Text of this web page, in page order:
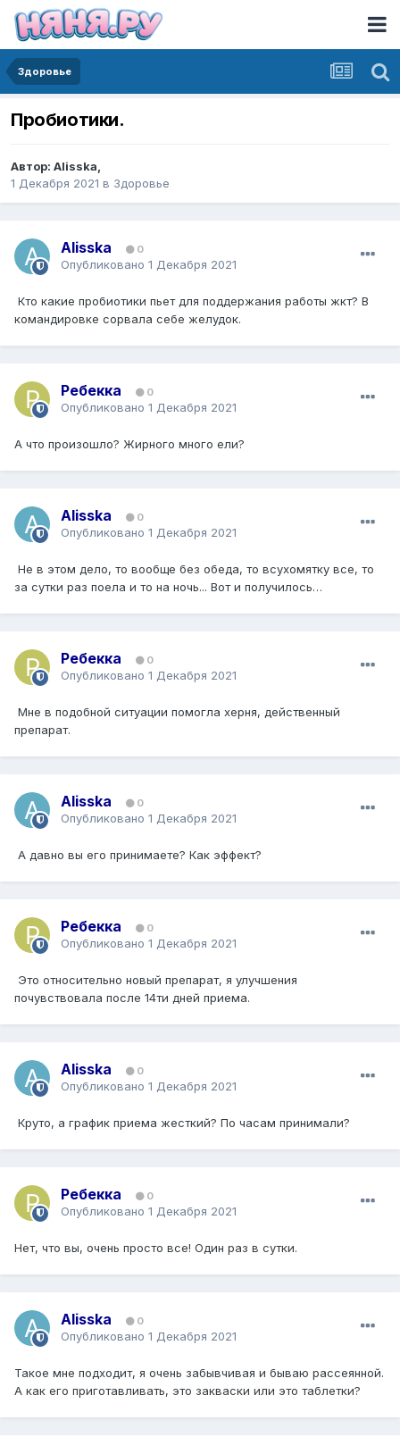
Здоровье
Пробиотики.
Автор: Alisska,
1 Декабря 2021 в Здоровье
Alisska 0
Опубликовано 1 Декабря 2021
Кто какие пробиотики пьет для поддержания работы жкт? В
командировке сорвала себе желудок.
Ребекка 0
Опубликовано 1 Декабря 2021
А что произошло? Жирного много ели?
Alisska 0
Опубликовано 1 Декабря 2021
Не в этом дело, то вообще без обеда, то всухомятку все, то
за сутки раз поела и то на ночь... Вот и получилось…
Ребекка 0
Опубликовано 1 Декабря 2021
Мне в подобной ситуации помогла херня, действенный
препарат.
Alisska 0
Опубликовано 1 Декабря 2021
А давно вы его принимаете? Как эффект?
Ребекка 0
Опубликовано 1 Декабря 2021
Это относительно новый препарат, я улучшения
почувствовала после 14ти дней приема.
Alisska 0
Опубликовано 1 Декабря 2021
Круто, а график приема жесткий? По часам принимали?
Ребекка 0
Опубликовано 1 Декабря 2021
Нет, что вы, очень просто все! Один раз в сутки.
Alisska 0
Опубликовано 1 Декабря 2021
Такое мне подходит, я очень забывчивая и бываю рассеянной.
А как его приготавливать, это закваски или это таблетки?